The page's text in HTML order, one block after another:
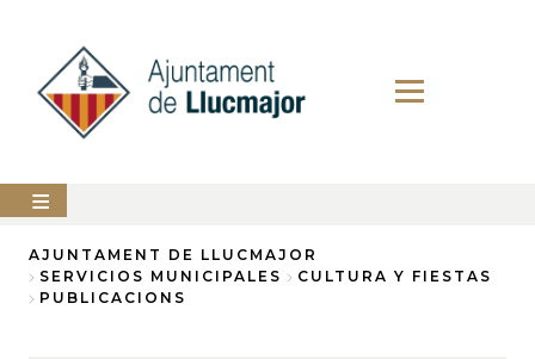
contenido
principal
AYUNTAMIENTO
LLUCMAJOR
Sobrescribir
AJUNTAMENT DE LLUCMAJOR
SERVICIOS MUNICIPALES
CULTURA Y FIESTAS
PUBLICACIONS